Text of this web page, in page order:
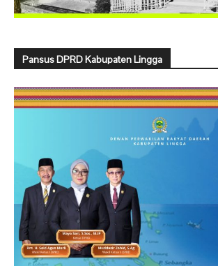
Pansus DPRD Kabupaten Lingga